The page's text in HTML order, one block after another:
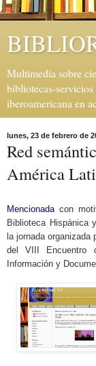
Multimedia sobre
bibliotecas-
iberoamericana en
lunes, 23 de febrero de
Red
América
Mencionada con
Biblioteca Hispánica
la jornada organizada
del VIII Encuentro
Información y